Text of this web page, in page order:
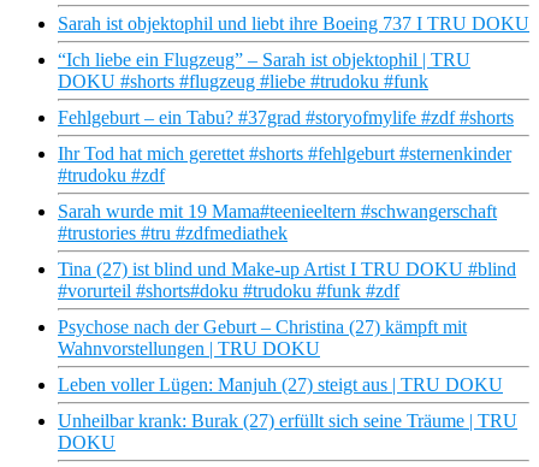
Sarah ist objektophil und liebt ihre Boeing 737 I TRU DOKU
“Ich liebe ein Flugzeug” – Sarah ist objektophil | TRU
DOKU #shorts #flugzeug #liebe #trudoku #funk
Fehlgeburt – ein Tabu? #37grad #storyofmylife #zdf #shorts
Ihr Tod hat mich gerettet #shorts #fehlgeburt #sternenkinder
#trudoku #zdf
Sarah wurde mit 19 Mama#teenieeltern #schwangerschaft
#trustories #tru #zdfmediathek
Tina (27) ist blind und Make-up Artist I TRU DOKU #blind
#vorurteil #shorts#doku #trudoku #funk #zdf
Psychose nach der Geburt – Christina (27) kämpft mit
Wahnvorstellungen | TRU DOKU
Leben voller Lügen: Manjuh (27) steigt aus | TRU DOKU
Unheilbar krank: Burak (27) erfüllt sich seine Träume | TRU
DOKU